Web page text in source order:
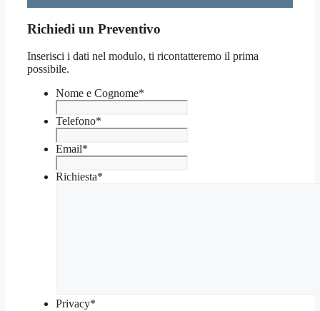
Richiedi un Preventivo
Inserisci i dati nel modulo, ti ricontatteremo il prima
possibile.
Nome e Cognome*
Telefono*
Email*
Richiesta*
Privacy*